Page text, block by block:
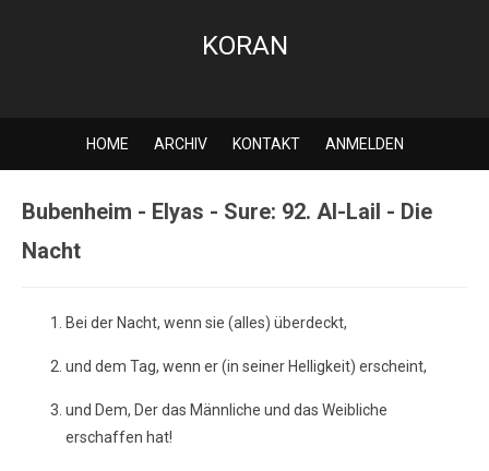
KORAN
HOME ARCHIV KONTAKT ANMELDEN
Bubenheim - Elyas - Sure: 92. Al-Lail - Die
Nacht
Bei der Nacht, wenn sie (alles) überdeckt,
und dem Tag, wenn er (in seiner Helligkeit) erscheint,
und Dem, Der das Männliche und das Weibliche
erschaffen hat!